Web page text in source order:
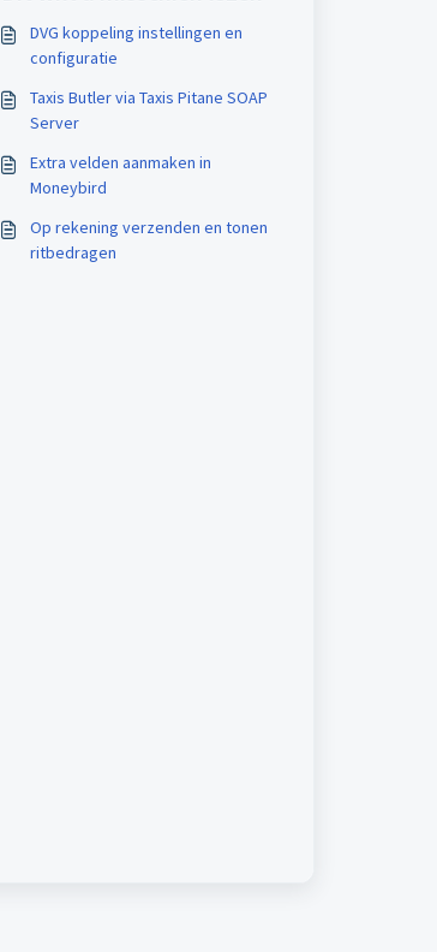
DVG koppeling instellingen en
configuratie
Taxis Butler via Taxis Pitane SOAP
Server
Extra velden aanmaken in
Moneybird
Op rekening verzenden en tonen
ritbedragen